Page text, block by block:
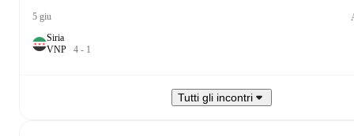
5 giu
Siria
VNP 4 - 1
Tutti gli incontri